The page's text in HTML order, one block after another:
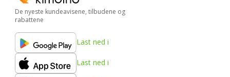
De nyeste kundeavisene, tilbudene og
rabattene
Last ned i
Last ned i